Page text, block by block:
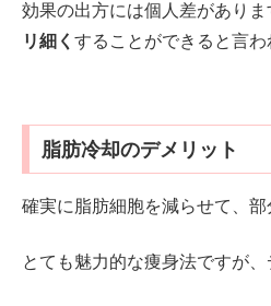
効果の出方には個人差がありま
リ細く することができると言わ
脂肪冷却のデメリット
確実に脂肪細胞を減らせて、
とても魅力的な痩身法ですが